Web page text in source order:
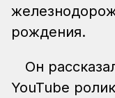
рождения.
Он
YouTube